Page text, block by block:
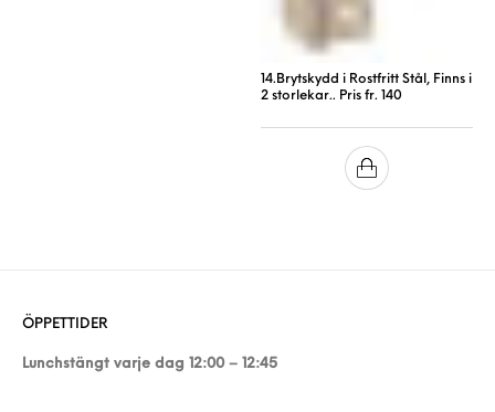
14.Brytskydd i Rostfritt Stål, Finns i
2 storlekar.. Pris fr. 140
ÖPPETTIDER
Lunchstängt varje dag 12:00 – 12:45